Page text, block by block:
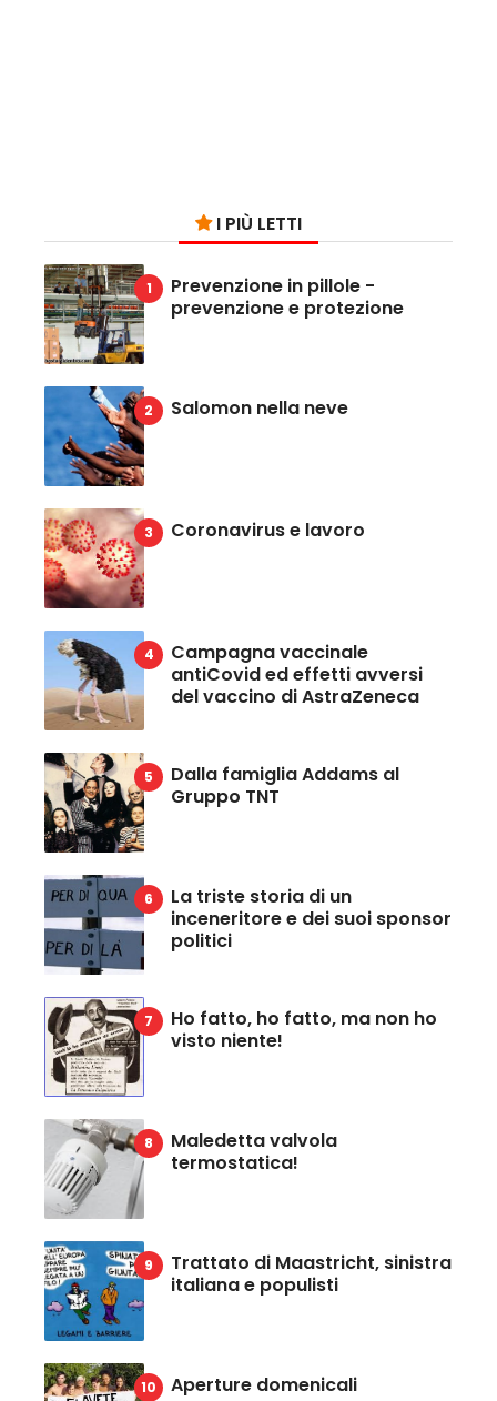
I PIÙ LETTI
Prevenzione in pillole -
prevenzione e protezione
Salomon nella neve
Coronavirus e lavoro
Campagna vaccinale
antiCovid ed effetti avversi
del vaccino di AstraZeneca
Dalla famiglia Addams al
Gruppo TNT
La triste storia di un
inceneritore e dei suoi sponsor
politici
Ho fatto, ho fatto, ma non ho
visto niente!
Maledetta valvola
termostatica!
Trattato di Maastricht, sinistra
italiana e populisti
Aperture domenicali